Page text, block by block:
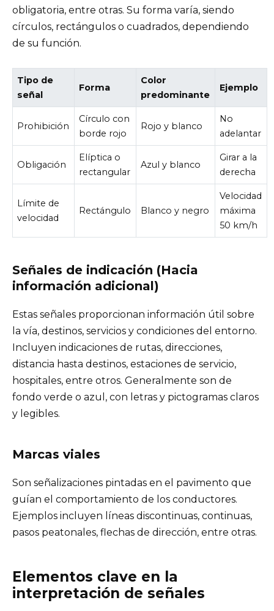
obligatoria, entre otras. Su forma varía, siendo
círculos, rectángulos o cuadrados, dependiendo
de su función.
Tipo de
señal
Forma
Color
predominante
Ejemplo
Prohibición
Círculo con
borde rojo
Rojo y blanco
No
adelantar
Obligación
Elíptica o
rectangular
Azul y blanco
Girar a la
derecha
Límite de
velocidad
Rectángulo Blanco y negro
Velocidad
máxima
50 km/h
Señales de indicación (Hacia
información adicional)
Estas señales proporcionan información útil sobre
la vía, destinos, servicios y condiciones del entorno.
Incluyen indicaciones de rutas, direcciones,
distancia hasta destinos, estaciones de servicio,
hospitales, entre otros. Generalmente son de
fondo verde o azul, con letras y pictogramas claros
y legibles.
Marcas viales
Son señalizaciones pintadas en el pavimento que
guían el comportamiento de los conductores.
Ejemplos incluyen líneas discontinuas, continuas,
pasos peatonales, flechas de dirección, entre otras.
Elementos clave en la
interpretación de señales